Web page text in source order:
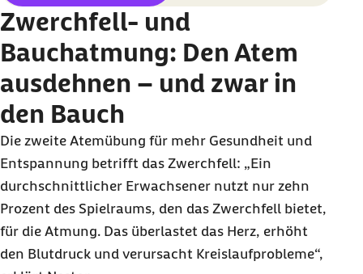
Zwerchfell- und
Bauchatmung: Den Atem
ausdehnen – und zwar in
den Bauch
Die zweite Atemübung für mehr Gesundheit und
Entspannung betrifft das Zwerchfell: „Ein
durchschnittlicher Erwachsener nutzt nur zehn
Prozent des Spielraums, den das Zwerchfell bietet,
für die Atmung. Das überlastet das Herz, erhöht
den Blutdruck und verursacht Kreislaufprobleme“,